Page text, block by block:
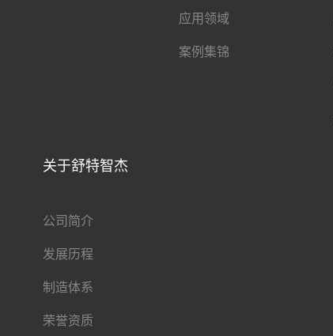
应用领域
案例集锦
关于舒特智杰
公司简介
发展历程
制造体系
荣誉资质